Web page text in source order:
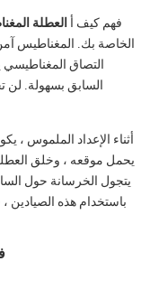
فهم كيف أالعطلة
الخاصة بك. المغناطيس
التصاق
السابق بسهولة. لن
أثناء الإعداد الملموس ،
يحمل موقعه ، وخلق
يتجول الخرسانة حول
باستخدام هذه